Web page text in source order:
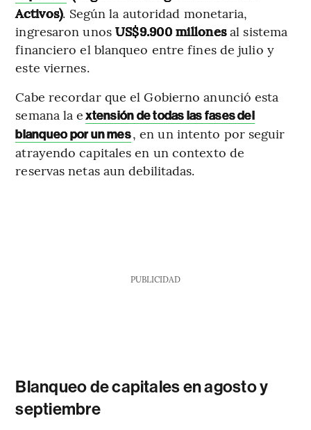
Activos). Según la autoridad monetaria,
ingresaron unos US$9.900 millonesal sistema
financiero el blanqueo entre fines de julio y
este viernes.
Cabe recordar que el Gobierno anunció esta
semana la extensión de todas las fases del
blanqueo por un mes, en un intento por seguir
atrayendo capitales en un contexto de
reservas netas aun debilitadas.
PUBLICIDAD
Blanqueo de capitales en agosto y
septiembre